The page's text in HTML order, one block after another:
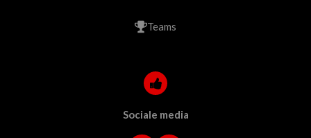
Teams
Sociale media